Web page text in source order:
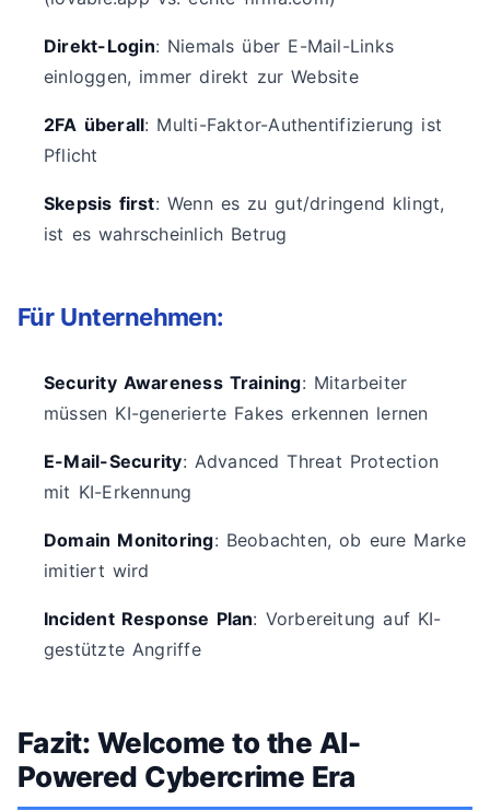
Direkt-Login: Niemals über E-Mail-Links
einloggen, immer direkt zur Website
2FA überall: Multi-Faktor-Authentifizierung ist
Pflicht
Skepsis first: Wenn es zu gut/dringend klingt,
ist es wahrscheinlich Betrug
Für Unternehmen:
Security Awareness Training: Mitarbeiter
müssen KI-generierte Fakes erkennen lernen
E-Mail-Security: Advanced Threat Protection
mit KI-Erkennung
Domain Monitoring: Beobachten, ob eure Marke
imitiert wird
Incident Response Plan: Vorbereitung auf KI-
gestützte Angriffe
Fazit: Welcome to the AI-
Powered Cybercrime Era